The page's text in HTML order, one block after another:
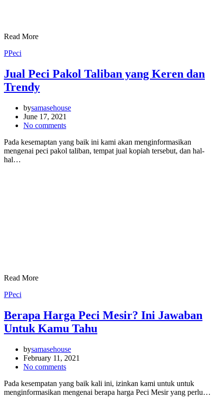
Read More
PPeci
Jual Peci Pakol Taliban yang Keren dan
Trendy
bysamasehouse
June 17, 2021
No comments
Pada kesemaptan yang baik ini kami akan menginformasikan
mengenai peci pakol taliban, tempat jual kopiah tersebut, dan hal-
hal…
Read More
PPeci
Berapa Harga Peci Mesir? Ini Jawaban
Untuk Kamu Tahu
bysamasehouse
February 11, 2021
No comments
Pada kesempatan yang baik kali ini, izinkan kami untuk untuk
menginformasikan mengenai berapa harga Peci Mesir yang perlu…